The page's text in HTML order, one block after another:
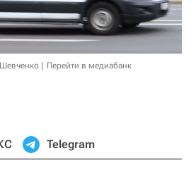
Перейти в медиабанк
Telegram